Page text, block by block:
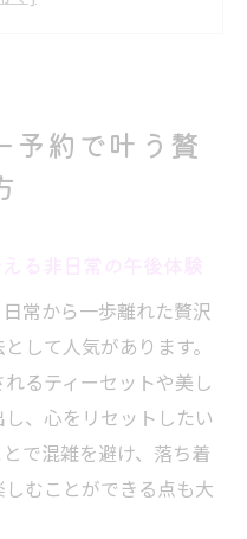
ィー予約の魅力と選
ー予約で味わう上質
ー体験のポイント集
真映え空間選びの
ー予約でSNS映えを
さを引き出す撮影ポ
予約で叶う贅
常から一歩離れた贅沢
して人気があります。
るティーセットや美し
、心をリセットしたい
で混雑を避け、落ち着
むことができる点も大